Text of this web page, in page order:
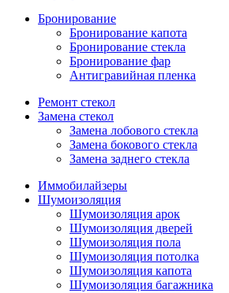
Бронирование
Бронирование капота
Бронирование стекла
Бронирование фар
Антигравийная пленка
Ремонт стекол
Замена стекол
Замена лобового стекла
Замена бокового стекла
Замена заднего стекла
Иммобилайзеры
Шумоизоляция
Шумоизоляция арок
Шумоизоляция дверей
Шумоизоляция пола
Шумоизоляция потолка
Шумоизоляция капота
Шумоизоляция багажника